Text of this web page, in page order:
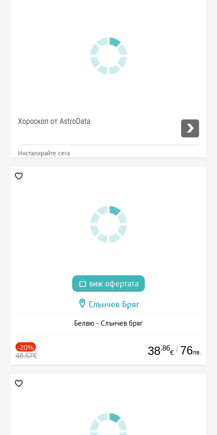
Хороскоп от AstroData
Инсталирайте сега
виж офертата
Слънчев Бряг
Белвю - Слънчев бряг
-20%
48.57€ 38.86
€ / 76лв.